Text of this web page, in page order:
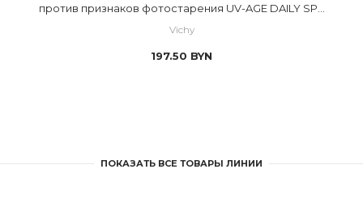
против признаков фотостарения UV-AGE DAILY SPF
Vichy
197.50 BYN
ПОКАЗАТЬ ВСЕ ТОВАРЫ ЛИНИИ